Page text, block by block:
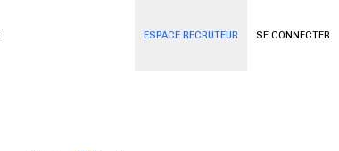
SE CONNECTER
ESPACE RECRUTEUR